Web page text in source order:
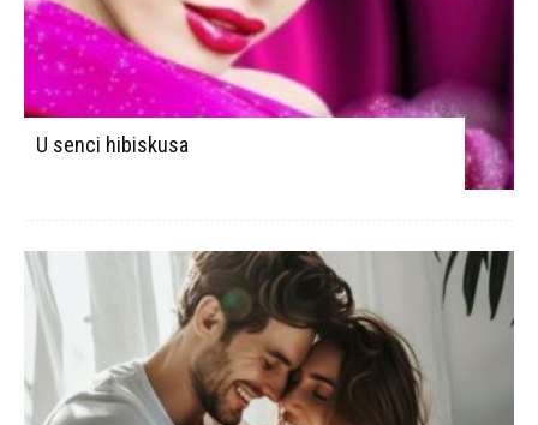
U senci hibiskusa